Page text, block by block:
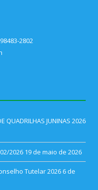
2802
QUADRILHAS JUNINAS 2026
02/2026 19 de maio de 2026
Tutelar 2026 6 de